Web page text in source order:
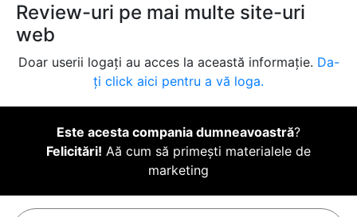
Review-uri pe mai multe site-uri
web
Doar userii logați au acces la această informație. Da-
ți click aici pentru a vă loga.
Este acesta compania dumneavoastră?
Felicitări! Aă cum să primești materialele de
marketing